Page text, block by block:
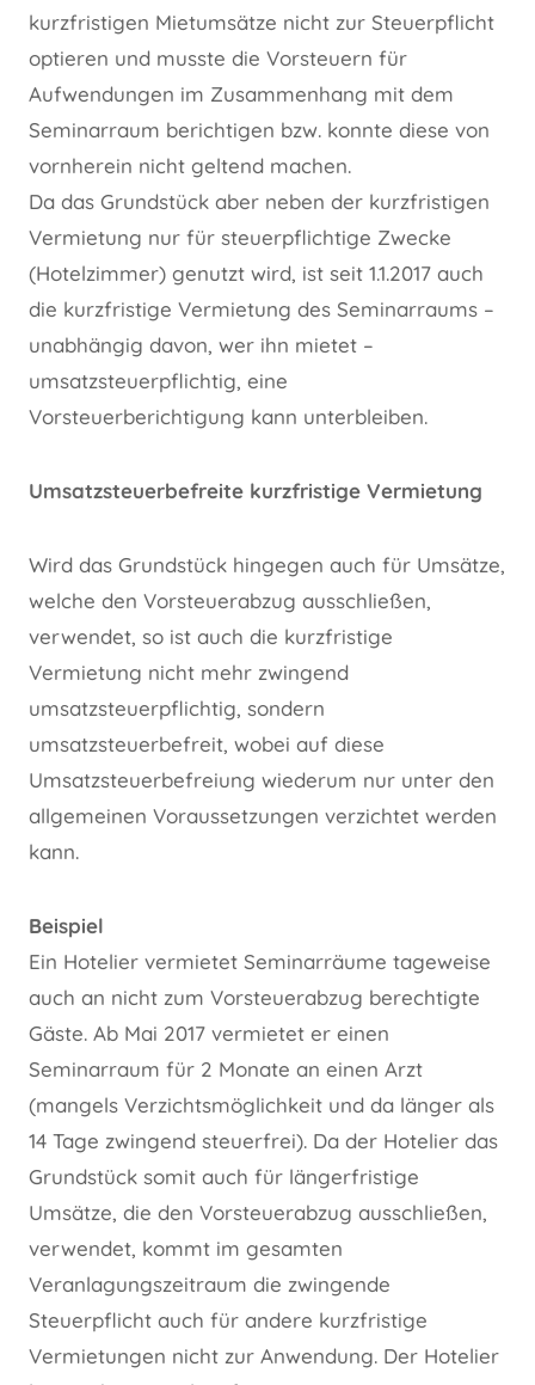
kurzfristigen Mietumsätze nicht zur Steuerpflicht
optieren und musste die Vorsteuern für
Aufwendungen im Zusammenhang mit dem
Seminarraum berichtigen bzw. konnte diese von
vornherein nicht geltend machen.
Da das Grundstück aber neben der kurzfristigen
Vermietung nur für steuerpflichtige Zwecke
(Hotelzimmer) genutzt wird, ist seit 1.1.2017 auch
die kurzfristige Vermietung des Seminarraums –
unabhängig davon, wer ihn mietet –
umsatzsteuerpflichtig, eine
Vorsteuerberichtigung kann unterbleiben.
Umsatzsteuerbefreite kurzfristige Vermietung
Wird das Grundstück hingegen auch für Umsätze,
welche den Vorsteuerabzug ausschließen,
verwendet, so ist auch die kurzfristige
Vermietung nicht mehr zwingend
umsatzsteuerpflichtig, sondern
umsatzsteuerbefreit, wobei auf diese
Umsatzsteuerbefreiung wiederum nur unter den
allgemeinen Voraussetzungen verzichtet werden
kann.
Beispiel
Ein Hotelier vermietet Seminarräume tageweise
auch an nicht zum Vorsteuerabzug berechtigte
Gäste. Ab Mai 2017 vermietet er einen
Seminarraum für 2 Monate an einen Arzt
(mangels Verzichtsmöglichkeit und da länger als
14 Tage zwingend steuerfrei). Da der Hotelier das
Grundstück somit auch für längerfristige
Umsätze, die den Vorsteuerabzug ausschließen,
verwendet, kommt im gesamten
Veranlagungszeitraum die zwingende
Steuerpflicht auch für andere kurzfristige
Vermietungen nicht zur Anwendung. Der Hotelier